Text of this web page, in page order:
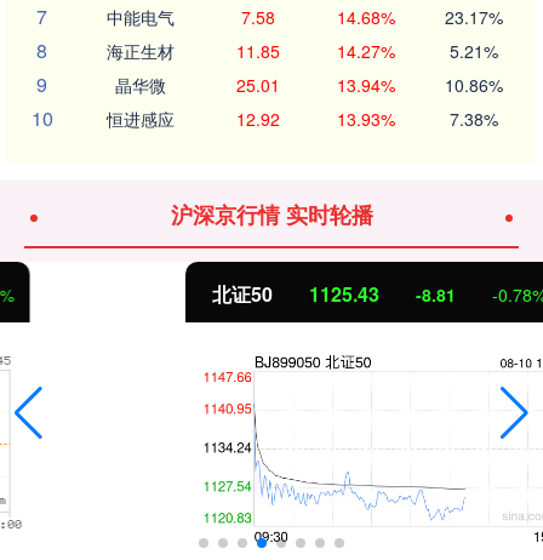
7 中能电气 7.58 14.68% 23.17%
8 海正生材 11.85 14.27% 5.21%
9 晶华微 25.01 13.94% 10.86%
10 恒进感应 12.92 13.93% 7.38%
沪深京行情 实时轮播
1125.43 -8.81 -0.78%